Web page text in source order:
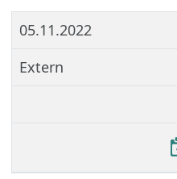
05.11.2022
Extern